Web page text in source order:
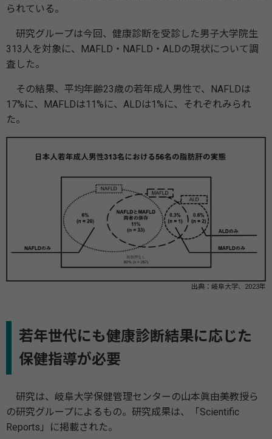
られている。
研究グループは今回、健康診断を受診した男子大学院生
313人を対象に、MAFLD・NAFLD・ALDの現状について調
査した。
その結果、平均年齢23歳の若年成人男性で、NAFLDは
17%に、MAFLDは11%に、ALDは1%に、それぞれみられ
た。
出典：岐阜大学、2023年
若年世代にも健康診断結果に応じた
保健指導が必要
研究は、岐阜大学保健管理センターの山本眞由美教授ら
の研究グループによるもの。研究成果は、「Scientific
Reports」に掲載された。